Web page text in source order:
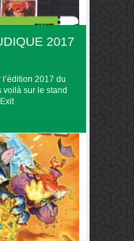
2017
2017 du
voilà sur le stand